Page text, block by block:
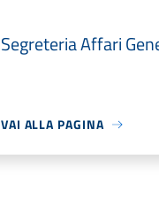
Segreteria Affari
VAI ALLA PAGINA